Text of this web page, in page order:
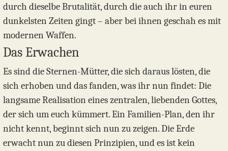
durch dieselbe Brutalität, durch die auch ihr in euren
dunkelsten Zeiten gingt – aber bei ihnen geschah es mit
modernen Waffen.
Das Erwachen
Es sind die Sternen-Mütter, die sich daraus lösten, die
sich erhoben und das fanden, was ihr nun findet: Die
langsame Realisation eines zentralen, liebenden Gottes,
der sich um euch kümmert. Ein Familien-Plan, den ihr
nicht kennt, beginnt sich nun zu zeigen. Die Erde
erwacht nun zu diesen Prinzipien, und es ist kein